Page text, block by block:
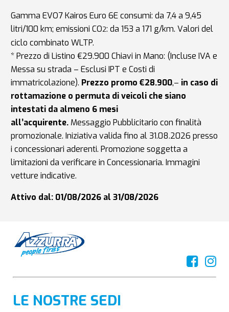
Gamma EVO7 Kairos Euro 6E consumi: da 7,4 a 9,45
litri/100 km; emissioni CO2: da 153 a 171 g/km. Valori del
ciclo combinato WLTP.
* Prezzo di Listino €29.900 Chiavi in Mano: (Incluse IVA e
Messa su strada – Esclusi IPT e Costi di
immatricolazione). Prezzo promo €28.900,– in caso di
rottamazione o permuta di veicoli che siano
intestati da almeno 6 mesi
all’acquirente. Messaggio Pubblicitario con finalità
promozionale. Iniziativa valida fino al 31.08.2026 presso
i concessionari aderenti. Promozione soggetta a
limitazioni da verificare in Concessionaria. Immagini
vetture indicative.
Attivo dal: 01/08/2026 al 31/08/2026
LE NOSTRE SEDI